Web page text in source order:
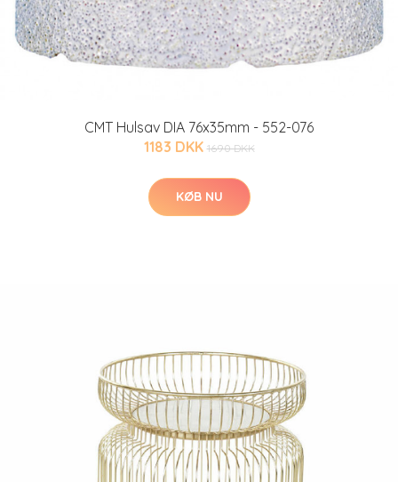
CMT Hulsav DIA 76x35mm - 552-076
1183 DKK 1690 DKK
KØB NU